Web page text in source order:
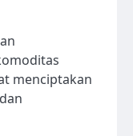
menciptakan